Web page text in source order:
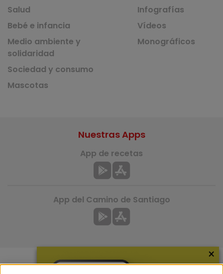
Salud
Bebé e infancia
Medio ambiente y
solidaridad
Sociedad y consumo
Mascotas
Infografías
Vídeos
Monográficos
Nuestras Apps
App de recetas
App del Camino de Santiago
×